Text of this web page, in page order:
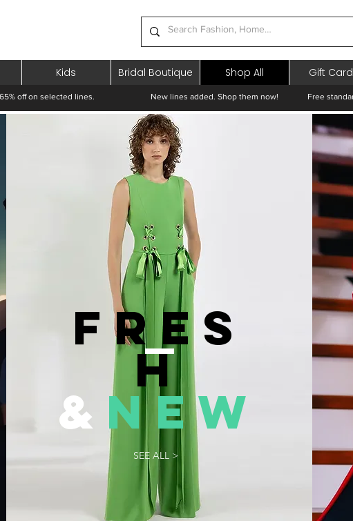
Kids Bridal Boutique Shop All Gift
off on selected lines. New lines added. Shop them now! Free
FRES
H
& NEW
SEE ALL >